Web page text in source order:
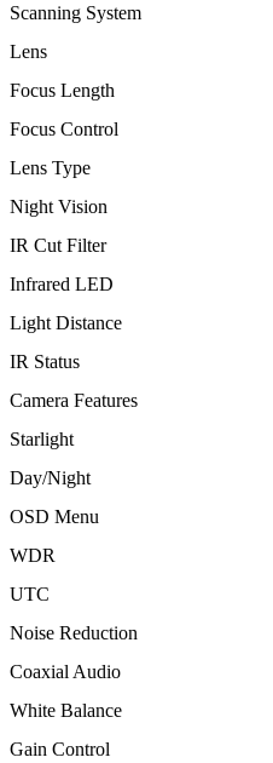
Scanning System
Lens
Focus Length
Focus Control
Lens Type
Night Vision
IR Cut Filter
Infrared LED
Light Distance
IR Status
Camera Features
Starlight
Day/Night
OSD Menu
WDR
UTC
Noise Reduction
Coaxial Audio
White Balance
Gain Control